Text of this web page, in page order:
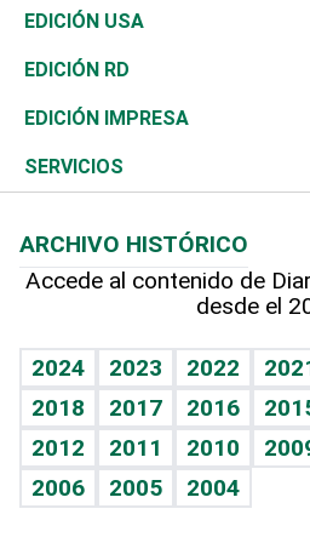
Reportajes
África
Ocenanía
Caribe
Resto del mundo
Vivienda
Telecom.
Global y variable
Economía personal
Buena Vida
Sociales
Novedades
Podcast Arte Libre
Hablando con el pediatra
Vida y familia
Eñe
Celebrando la vida
Sin complejos
Ciclismo
Tenis
Olimpismo
Más deportes
BRV
TBT Deportivo
De buena tinta
En Directo
Frente al Statu Quo
El Espía
Columnistas
Más firmas
Tecnología
Historia
Despertando al gigante
Cambio climático
Economía
Revista
Deportes
Opinión
Hecho en casa
Guía del dinero
EDICIÓN USA
EDICIÓN RD
EDICIÓN IMPRESA
SERVICIOS
Cumpleaños
Horóscopos
Juegos
ARCHIVO HISTÓRICO
Accede al contenido de
desde el
2024 2023 2022
2018
2017 2016
2012
2011 2010
2006
2005 2004